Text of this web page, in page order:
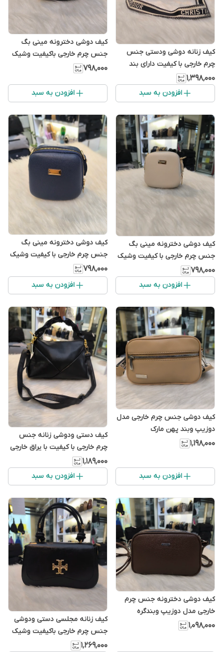
کیف زنانه دوشی ودستی جنس
چرم خارجی با کیفیت دارای بند
پهن
۱٬۳۹۸٬۰۰۰
افزودن به سبد
کیف دوشی دخترونه مینی بگ
جنس چرم خارجی باکیفیت وشیک
دارای بند بلند قابل تنظیم
۷۹۸٬۰۰۰
افزودن به سبد
کیف دوشی دخترونه مینی بگ
جنس چرم خارجی با کیفیت وشیک
دارای بند قابل تنظیم
۷۹۸٬۰۰۰
افزودن به سبد
کیف دوشی دخترونه مینی بگ
جنس چرم خارجی با کیفیت وشیک
دارای بند قابل تنظیم
۷۹۸٬۰۰۰
افزودن به سبد
کیف دوشی جنس چرم خارجی مدل
دوزیپ وبند پهن مارک
۱٬۱۹۸٬۰۰۰
افزودن به سبد
کیف دستی ودوشی زنانه جنس
چرم خارجی با کیفیت با یراق خارجی
۱٬۱۸۹٬۰۰۰
افزودن به سبد
کیف دوشی دخترونه جنس چرم
خارجی مدل دوزیپ وبندگره
۱٬۰۹۸٬۰۰۰
کیف زنانه مجلسی دستی ودوشی
جنس چرم خارجی باکیفیت وشیک
۱٬۲۶۹٬۰۰۰